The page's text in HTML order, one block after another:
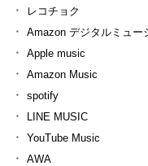
レコチョク
Amazon デジタルミュー
Apple music
Amazon Music
spotify
LINE MUSIC
YouTube Music
AWA